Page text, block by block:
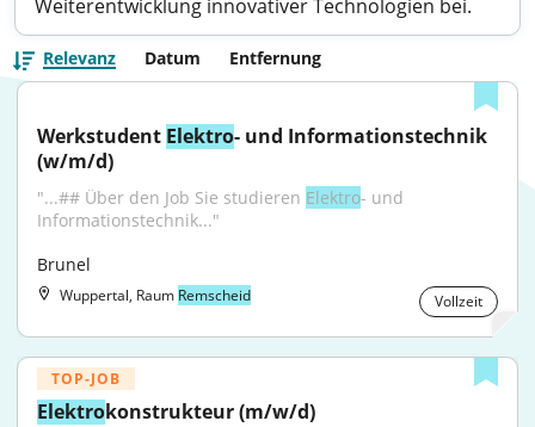
Weiterentwicklung innovativer Technologien bei.
Relevanz Datum Entfernung
Werkstudent Elektro- und Informationstechnik
(w/m/d)
"...## Über den Job Sie studieren Elektro- und
Informationstechnik..."
Brunel
Wuppertal, Raum Remscheid Vollzeit
TOP-JOB
Elektrokonstrukteur (m/w/d)